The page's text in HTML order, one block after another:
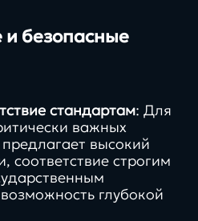
и безопасные
стандартам: Для
важных
высокий
соответствие строгим
глубокой